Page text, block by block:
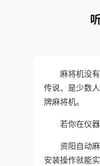
麻将机没
传说、是少数
牌麻将机。
若你在仪
资阳自动
安装操作就能